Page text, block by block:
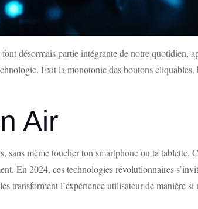
désormais partie intégrante de notre quotidien,
Exit la monotonie des boutons cliquables,
Air
même toucher ton smartphone ou ta tablette.
En 2024, ces technologies révolutionnaires
transforment l’expérience utilisateur de manière si